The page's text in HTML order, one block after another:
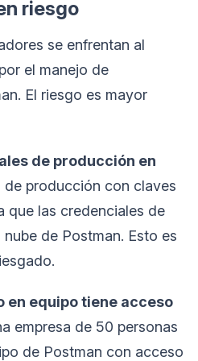
riesgo
se enfrentan al
el manejo de
El riesgo es mayor
de producción en
de producción con claves
que las credenciales de
de Postman. Esto es
en equipo tiene acceso
empresa de 50 personas
de Postman con acceso